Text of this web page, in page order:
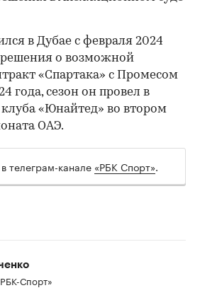
в Дубае с февраля 2024
о возможной
«Спартака» с Промесом
года, сезон он провел в
клуба «Юнайтед» во втором
ОАЭ.
телеграм-канале «РБК Спорт».
Спорт»